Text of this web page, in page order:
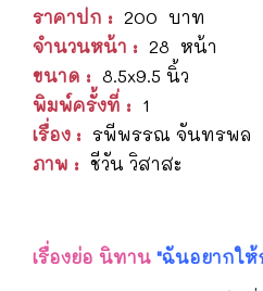
ราคาปก : 200 บาท
จำนวนหน้า : 28 หน้า
ขนาด : 8.5x9.5 นิ้ว
พิมพ์ครั้งที่ : 1
เรื่อง : รพีพรรณ จันทรพล
ภาพ : ชีวัน วิสาสะ
เรื่องย่อ นิทาน "ฉันอยากให้